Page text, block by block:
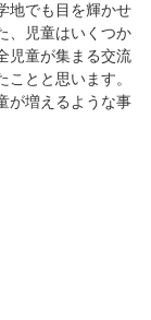
地でも目を輝かせ
、児童はいくつか
児童が集まる交流
とと思います。
が増えるような事